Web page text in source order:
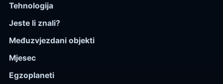
Tehnologija
Jeste li znali?
Međuzvjezdani objekti
Mjesec
Egzoplaneti